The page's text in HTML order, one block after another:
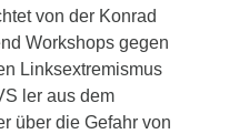
von der Konrad
Workshops gegen
Linksextremismus
ler aus dem
über die Gefahr von